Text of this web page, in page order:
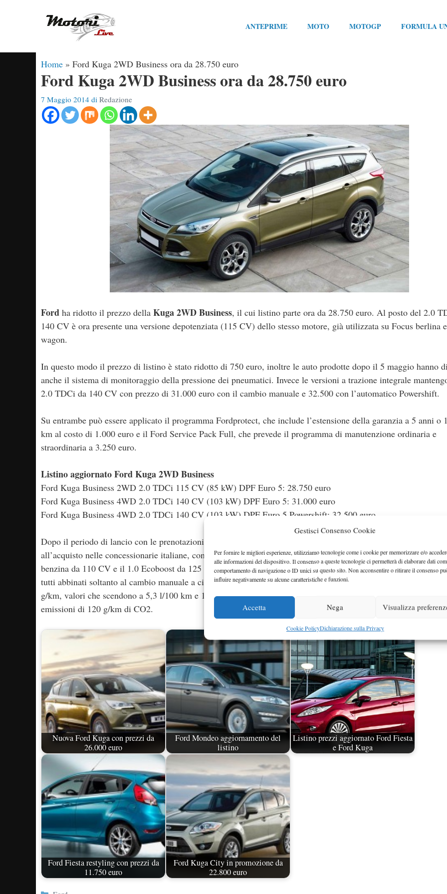
Gestisci Consenso Cookie
Per fornire le migliori esperienze, utilizziamo tecnologie come i cookie per memorizzare e/o
alle informazioni del dispositivo. Il consenso a queste tecnologie ci permetterà di elaborare dati
comportamento di navigazione o ID unici su questo sito. Non acconsentire o ritirare il consenso
influire negativamente su alcune caratteristiche e funzioni.
Accetta Nega Visualizza
Cookie PolicyDichiarazione sulla Privacy
ANTEPRIME MOTO MOTOGP FORMULA
Home » Ford Kuga 2WD Business ora da 28.750 euro
Ford Kuga 2WD Business ora da 28.750 euro
7 Maggio 2014 di Redazione
Ford ha ridotto il prezzo della Kuga 2WD Business, il cui listino parte ora da 28.750 euro. Al posto del 2.0
140 CV è ora presente una versione depotenziata (115 CV) dello stesso motore, già utilizzata su Focus berlina
wagon.
In questo modo il prezzo di listino è stato ridotto di 750 euro, inoltre le auto prodotte dopo il 5 maggio hanno
anche il sistema di monitoraggio della pressione dei pneumatici. Invece le versioni a trazione integrale
2.0 TDCi da 140 CV con prezzo di 31.000 euro con il cambio manuale e 32.500 con l’automatico Powershift.
Su entrambe può essere applicato il programma Fordprotect, che include l’estensione della garanzia a 5 anni o
km al costo di 1.000 euro e il Ford Service Pack Full, che prevede il programma di manutenzione ordinaria e
straordinaria a 3.250 euro.
Listino aggiornato Ford Kuga 2WD Business
Ford Kuga Business 2WD 2.0 TDCi 115 CV (85 kW) DPF Euro 5: 28.750 euro
Ford Kuga Business 4WD 2.0 TDCi 140 CV (103 kW) DPF Euro 5: 31.000 euro
Ford Kuga Business 4WD 2.0 TDCi 140 CV (103 kW) DPF Euro 5 Powershift: 32.500 euro
Dopo il periodo di lancio con le prenotazioni solamente online, adesso anche la
all’acquisto nelle concessionarie italiane, con un prezzo di partenza di 19.250 euro. La gamma motori include
benzina da 110 CV e il 1.0 Ecoboost da 125 CV, mentre per quanto riguarda i diesel troviamo il 1.5 TDCI da 90
tutti abbinati soltanto al cambio manuale a cinque marce. Il 1.5 aspirato dichiara una media di 6,3 l/100 km e di
g/km, valori che scendono a 5,3 l/100 km e 125 g/km per l’Ecoboost. La versione diesel consuma 4,6 l/100 km,
emissioni di 120 g/km di CO2.
Nuova Ford Kuga con prezzi da
26.000 euro
Ford Mondeo aggiornamento del
listino
Listino prezzi aggiornato Ford Fiesta
e Ford Kuga
Ford Fiesta restyling con prezzi da
11.750 euro
Ford Kuga City in promozione da
22.800 euro